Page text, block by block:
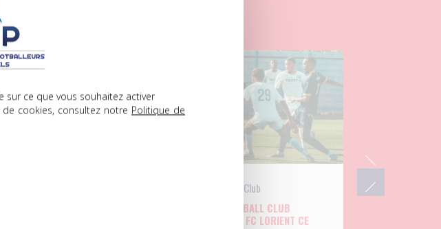
sur ce que vous souhaitez activer
cookies, consultez notre Politique de
UNFP Football Club
L’UNFP FOOTBALL CLUB
AFFRONTE LE FC LORIENT CE